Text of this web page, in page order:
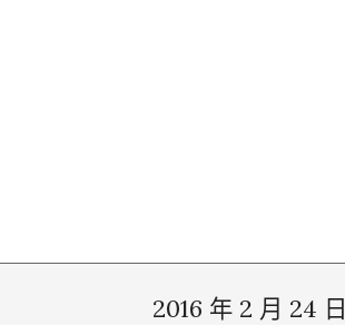
2016 年 2 月 24 日